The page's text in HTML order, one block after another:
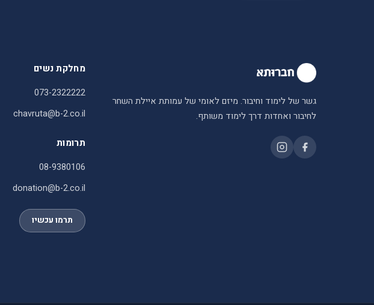
גשר של לימוד וחיבור. מיזם לאומי של עמותת איילת השחר
לחיבור ואחדות דרך לימוד משותף.
מחלקת נשים
073-2322222
chavruta@b-2.co.il
תרומות
08-9380106
donation@b-2.co.il
תרמו עכשיו